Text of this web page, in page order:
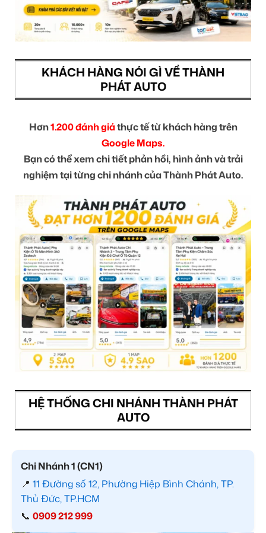
KHÁCH HÀNG NÓI GÌ VỀ THÀNH
PHÁT AUTO
Hơn1.200 đánh giáthực tế từ khách hàng trên
Google Maps.
Bạn có thể xem chi tiết phản hồi, hình ảnh và trải
nghiệm tại từng chi nhánh của Thành Phát Auto.
HỆ THỐNG CHI NHÁNH THÀNH PHÁT
AUTO
Chi Nhánh 1 (CN1)
📍 11 Đường số 12, Phường Hiệp Bình Chánh, TP.
Thủ Đức, TP.HCM
📞 0909 212 999